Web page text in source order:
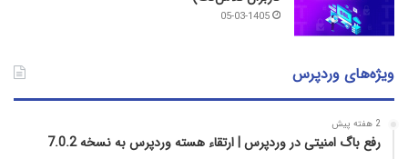
05-03-1405
ویژه‌های وردپرس
2 هفته پیش
رفع باگ امنیتی در وردپرس | ارتقاء هسته وردپرس به نسخه 7.0.2